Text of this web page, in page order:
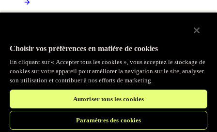
sur des normes ouvertes et intégrée à la suite complète de
produits Fastly
Accélérez vos charges de travail d’IA et gagnez en efficacité
Choisir vos préférences en matière de cookies
En cliquant sur « Accepter tous les cookies », vous acceptez le stockage de
cookies sur votre appareil pour améliorer la navigation sur le site, analyser
son utilisation et contribuer à nos efforts de marketing.
Autoriser tous les cookies
Paramètres des cookies